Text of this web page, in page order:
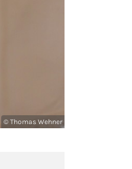
© Thomas Wehner